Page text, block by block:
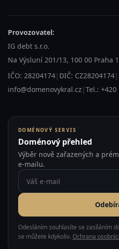
Provozovatel:
IG debt s.r.o.
Na Výsluní 201/13, 100 00 Praha
IČO: 28204174| DIČ: CZ28204174|
info@domenovykral.cz | Tel.: +420
DOMÉNOVÝ SERVIS
Doménový přehled
Výběr nově zařazených a
e-mailu.
Odesláním souhlasíte se zasíláním
se můžete kdykoliv. Ochrana